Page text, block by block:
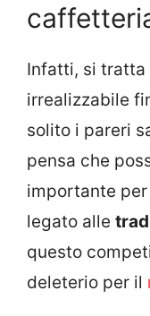
Infatti, si tratta
irrealizzabile
solito i pareri
pensa che
importante
legato alle
questo
deleterio per il